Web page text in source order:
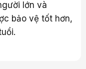
lớn và
bảo vệ tốt hơn,